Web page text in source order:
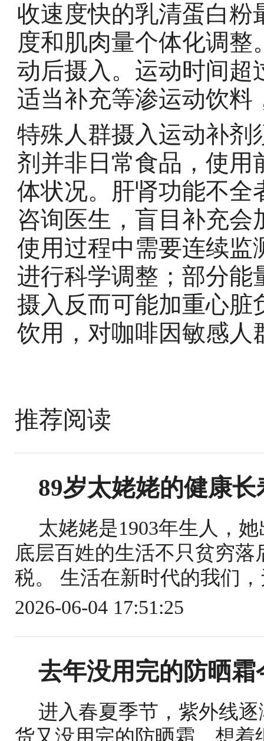
收速度快的乳清蛋白粉
度和肌肉量个体化调
动后摄入。运动时间超
适当补充等渗运动饮料
特殊人群摄入运动补剂
剂并非日常食品，使用
体状况。肝肾功能不全
咨询医生，盲目补充
使用过程中需要连续监
进行科学调整；部分能
摄入反而可能加重心脏
饮用，对咖啡因敏感人
推荐阅读
89岁太姥姥的健康
太姥姥是1903年生人，
底层百姓的生活不只贫穷
税。 生活在新时代的我们
2026-06-04 17:51:25
去年没用完的防晒
进入春夏季节，紫外线
货又没用完的防晒霜，想